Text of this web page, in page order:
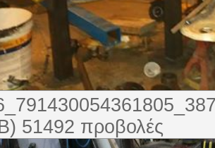
51492 προβολές